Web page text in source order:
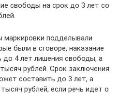
свободы на срок до 3 лет со
маркировки подделывали
были в сговоре, наказание
до 4 лет лишения свободы, а
рублей. Срок заключения
составить до 3 лет, а
рублей, если речь идет о